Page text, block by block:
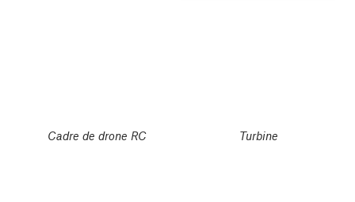
Cadre de drone RC Turbine